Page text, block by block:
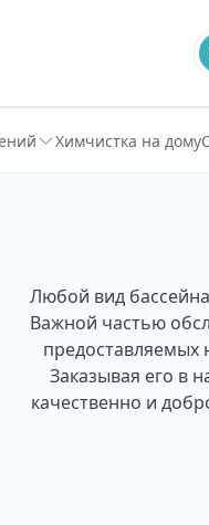
Химчистка на дому
Любой вид
Важной частью
предоставляемых
Заказывая его в
качественно и